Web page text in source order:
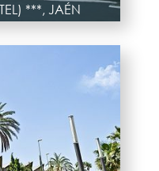
***, JAÉN